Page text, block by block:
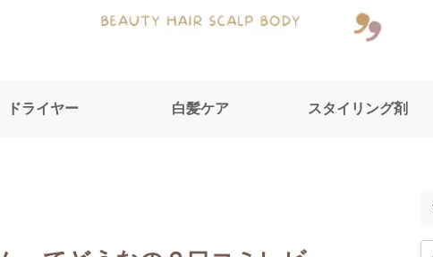
ドライヤー 白髪ケア スタイリング剤